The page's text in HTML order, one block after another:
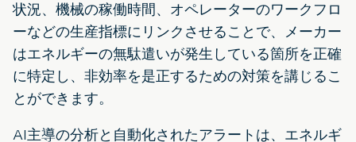
状況、機械の稼働時間、オペレーターのワークフロ
ーなどの生産指標にリンクさせることで、メーカー
はエネルギーの無駄遣いが発生している箇所を正確
に特定し、非効率を是正するための対策を講じるこ
とができます。
AI主導の分析と自動化されたアラートは、エネルギ